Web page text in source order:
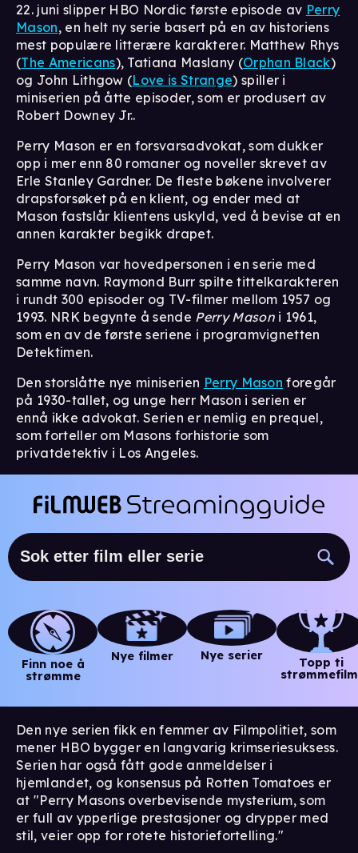
22. juni slipper HBO Nordic første episode av Perry
Mason, en helt ny serie basert på en av historiens
mest populære litterære karakterer. Matthew Rhys
(The Americans), Tatiana Maslany (Orphan Black)
og John Lithgow (Love is Strange) spiller i
miniserien på åtte episoder, som er produsert av
Robert Downey Jr..
Perry Mason er en forsvarsadvokat, som dukker
opp i mer enn 80 romaner og noveller skrevet av
Erle Stanley Gardner. De fleste bøkene involverer
drapsforsøket på en klient, og ender med at
Mason fastslår klientens uskyld, ved å bevise at en
annen karakter begikk drapet.
Perry Mason var hovedpersonen i en serie med
samme navn. Raymond Burr spilte tittelkarakteren
i rundt 300 episoder og TV-filmer mellom 1957 og
1993. NRK begynte å sende Perry Masoni 1961,
som en av de første seriene i programvignetten
Detektimen.
Den storslåtte nye miniserien Perry Mason foregår
på 1930-tallet, og unge herr Mason i serien er
ennå ikke advokat. Serien er nemlig en prequel,
som forteller om Masons forhistorie som
privatdetektiv i Los Angeles.
Finn noe å
strømme
Nye filmer Nye serier
Topp ti
Den nye serien fikk en femmer av Filmpolitiet, som
mener HBO bygger en langvarig krimseriesuksess.
Serien har også fått gode anmeldelser i
hjemlandet, og konsensus på Rotten Tomatoes er
at "Perry Masons overbevisende mysterium, som
er full av ypperlige prestasjoner og drypper med
stil, veier opp for rotete historiefortelling."